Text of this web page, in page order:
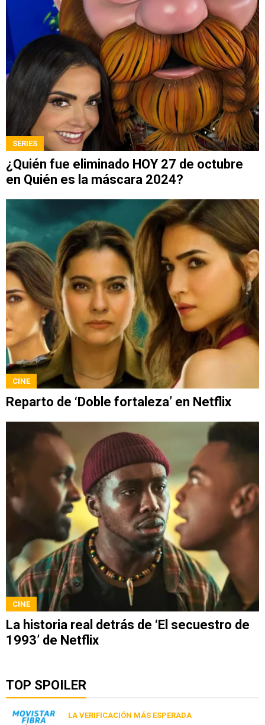
SERIES
¿Quién fue eliminado HOY 27 de octubre
en Quién es la máscara 2024?
CINE
Reparto de ‘Doble fortaleza’ en Netflix
CINE
La historia real detrás de ‘El secuestro de
1993’ de Netflix
TOP SPOILER
LA VERIFICACIÓN MÁS ESPERADA